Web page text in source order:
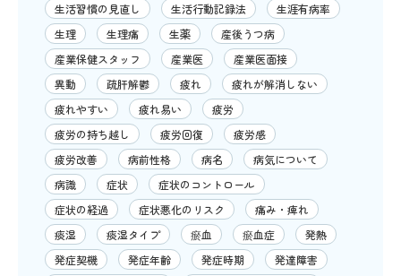
生活習慣の見直し
生活行動記録法
生涯有病率
生理
生理痛 生薬
産後うつ病
産業保健スタッフ
産業医
産業医面接
異動
疏肝解鬱 疲れ
疲れが解消しない
疲れやすい
疲れ易い
疲労
疲労の持ち越し
疲労回復
疲労感
疲労改善
病前性格 病名
病気について
病識
症状
症状のコントロール
症状の経過
症状悪化のリスク
痛み・痺れ
痰湿
痰湿タイプ 瘀血 瘀血症
発熱
発症契機
発症年齢 発症時期
発達障害